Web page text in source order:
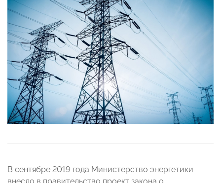
В сентябре 2019 года Министерство энергетики